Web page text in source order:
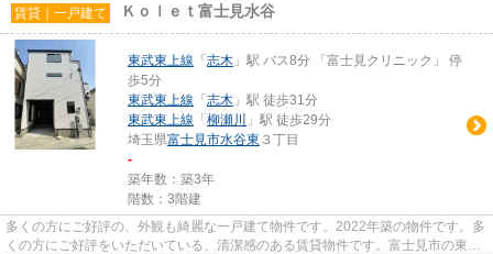
賃貸｜一戸建て Ｋｏｌｅｔ富士見水谷
東武東上線 「 志木 」駅 バス8分 「富士見クリニック」 停
歩5分
東武東上線 「 志木 」駅 徒歩31分
東武東上線 「 柳瀬川
」駅 徒歩29分
埼玉県富士見市水谷東 ３丁目
-
築年数：築3年
階数：3階建
多くの方にご好評の、外観も綺麗な一戸建て物件です。2022年築の物件です。多
くの方にご好評をいただいている、清潔感のある賃貸物件です。富士見市の東武